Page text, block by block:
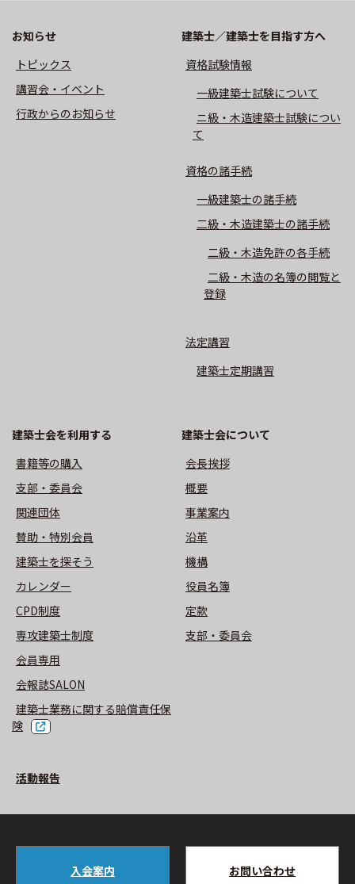
お知らせ
トピックス
講習会・イベント
⾏政からのお知らせ
建築士／建築士を目指す方へ
資格試験情報
⼀級建築⼠試験について
ニ級・⽊造建築⼠試験につい
て
資格の諸手続
一級建築士の諸手続
二級・木造建築士の諸手続
二級・木造免許の各手続
二級・木造の名簿の閲覧と
登録
法定講習
建築士定期講習
建築士会を利用する
書籍等の購⼊
⽀部・委員会
関連団体
賛助・特別会員
建築士を探そう
カレンダー
CPD制度
専攻建築士制度
会員専用
会報誌SALON
建築士業務に関する賠償責任保
険
建築⼠会について
会長挨拶
概要
事業案内
沿革
機構
役員名簿
定款
⽀部・委員会
活動報告
入会案内 お問い合わせ